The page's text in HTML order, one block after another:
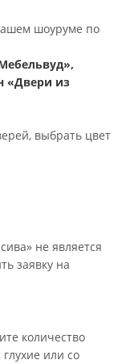
шоуруме по
«Двери из
выбрать цвет
не является
заявку на
количество
или со